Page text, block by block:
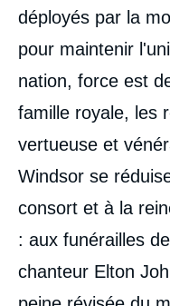
déployés par la
pour maintenir
nation, force est
famille royale, les
vertueuse et
Windsor se
consort et à la
: aux funérailles
chanteur Elton